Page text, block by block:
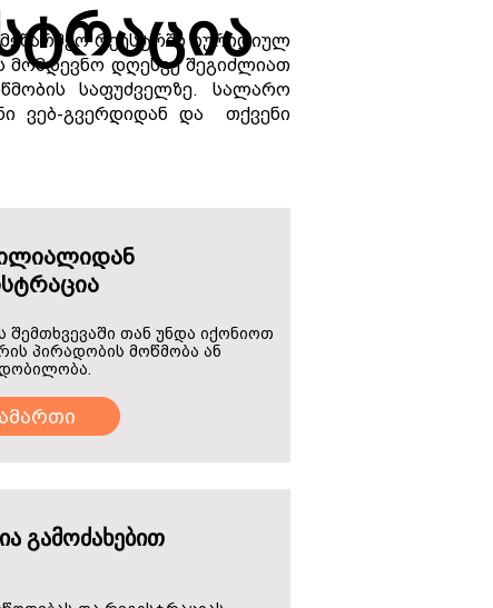
რეესტრში იურიდიულ
მომდევნო დღესვე შეგიძლიათ
საფუძველზე. სალარო
ვებ-გვერდიდან და თქვენი
თან უნდა იქონიოთ
პირადობის მოწმობა ან
გამოძახებით